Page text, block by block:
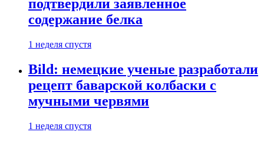
подтвердили заявленное
содержание белка
1 неделя спустя
Bild: немецкие ученые разработали
рецепт баварской колбаски с
мучными червями
1 неделя спустя